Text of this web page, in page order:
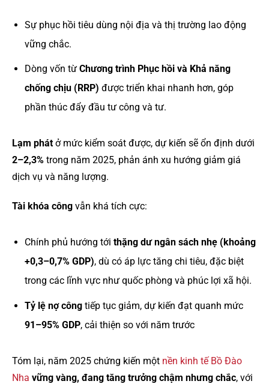
Sự phục hồi tiêu dùng nội địa và thị trường lao động
vững chắc.
Dòng vốn từ Chương trình Phục hồi và Khả năng
chống chịu (RRP) được triển khai nhanh hơn, góp
phần thúc đẩy đầu tư công và tư.
Lạm phát ở mức kiểm soát được, dự kiến sẽ ổn định dưới
2–2,3% trong năm 2025, phản ánh xu hướng giảm giá
dịch vụ và năng lượng.
Tài khóa công vẫn khá tích cực:
Chính phủ hướng tới thặng dư ngân sách nhẹ (khoảng
+0,3–0,7% GDP), dù có áp lực tăng chi tiêu, đặc biệt
trong các lĩnh vực như quốc phòng và phúc lợi xã hội.
Tỷ lệ nợ côngtiếp tục giảm, dự kiến đạt quanh mức
91–95% GDP, cải thiện so với năm trước
Tóm lại, năm 2025 chứng kiến một nền kinh tế Bồ Đào
Nha vững vàng, đang tăng trưởng chậm nhưng chắc, với